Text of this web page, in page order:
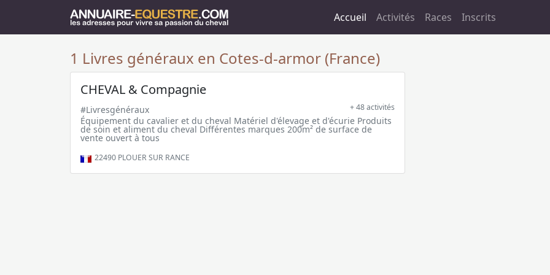
Accueil Activités Races Inscrits
1 Livres généraux en Cotes-d-armor (France)
CHEVAL & Compagnie
#Livresgénéraux + 48 activités
Équipement du cavalier et du cheval Matériel d'élevage et d'écurie Produits
de soin et aliment du cheval Différentes marques 200m² de surface de
vente ouvert à tous
22490 PLOUER SUR RANCE